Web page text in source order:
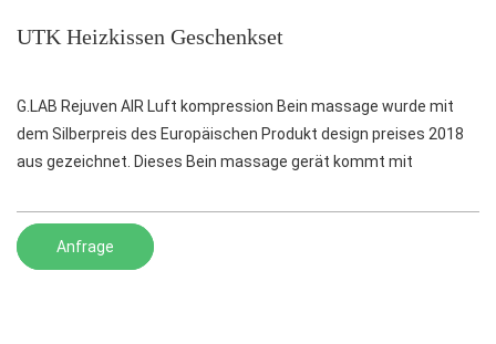
UTK Heizkissen Geschenkset
G.LAB Rejuven AIR Luft kompression Bein massage wurde mit
dem Silberpreis des Europäischen Produkt design preises 2018
aus gezeichnet. Dieses Bein massage gerät kommt mit
Anfrage